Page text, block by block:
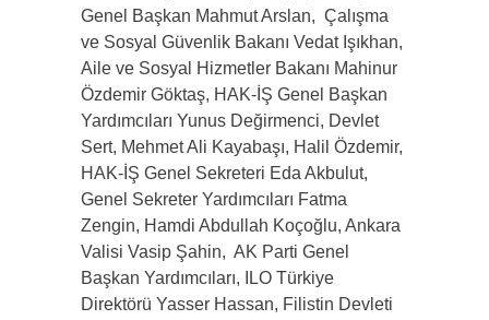
Genel Başkan Mahmut Arslan, Çalışma
ve Sosyal Güvenlik Bakanı Vedat Işıkhan,
Aile ve Sosyal Hizmetler Bakanı Mahinur
Özdemir Göktaş, HAK-İŞ Genel Başkan
Yardımcıları Yunus Değirmenci, Devlet
Sert, Mehmet Ali Kayabaşı, Halil Özdemir,
HAK-İŞ Genel Sekreteri Eda Akbulut,
Genel Sekreter Yardımcıları Fatma
Zengin, Hamdi Abdullah Koçoğlu, Ankara
Valisi Vasip Şahin, AK Parti Genel
Başkan Yardımcıları, ILO Türkiye
Direktörü Yasser Hassan, Filistin Devleti